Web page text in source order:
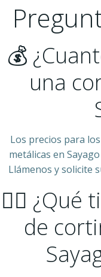
💰
una
Los precios para
metálicas en
Llámenos y solicite
👷‍♂️ ¿Qué
de